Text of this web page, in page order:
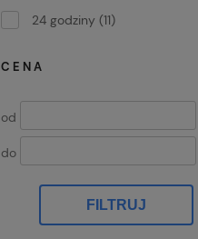
24 godziny (11)
CENA
od
do
FILTRUJ